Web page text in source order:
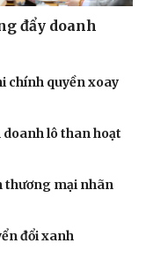
đẩy doanh
chính quyền xoay
lô than hoạt
thương mại nhãn
đổi xanh